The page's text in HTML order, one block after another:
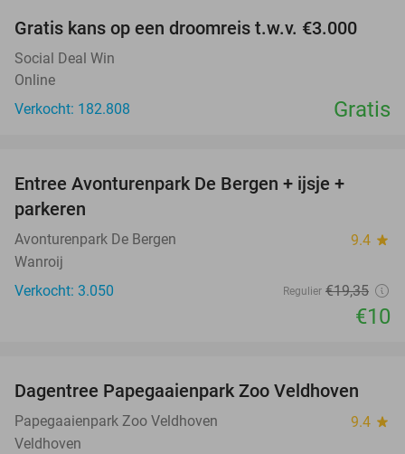
Gratis kans op een droomreis t.w.v. €3.000
Social Deal Win
Online
Verkocht: 182.808
Gratis
Entree Avonturenpark De Bergen + ijsje +
parkeren
Avonturenpark De Bergen 9.4 star
Wanroij
Verkocht: 3.050
Regulier €19,35
€10
26%
Dagentree Papegaaienpark Zoo Veldhoven
Papegaaienpark Zoo Veldhoven 9.4 star
Veldhoven